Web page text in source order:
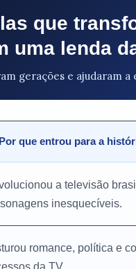
que
uma lenda
gerações e ajudaram
Por que entrou para a
a televisão
inesquecíveis.
romance, política e
da TV.